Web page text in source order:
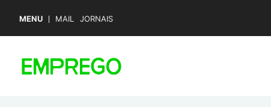
MENU MAIL JORNAIS